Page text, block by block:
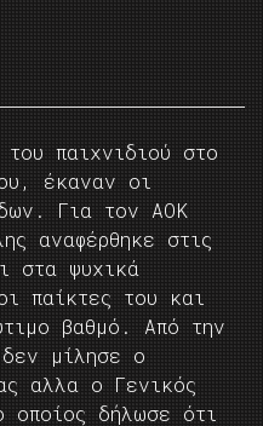
παιχνιδιού στο
έκαναν οι
Για τον ΑΟΚ
αναφέρθηκε στις
στα ψυχικά
παίκτες του και
βαθμό. Από την
μίλησε ο
αλλα ο Γενικός
οποίος δήλωσε ότι